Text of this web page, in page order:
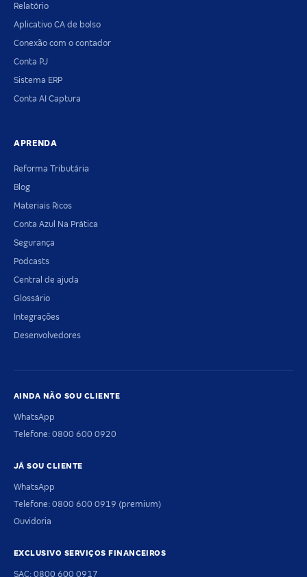
Relatório
Aplicativo CA de bolso
Conexão com o contador
Conta PJ
Sistema ERP
Conta AI Captura
APRENDA
Reforma Tributária
Blog
Materiais Ricos
Conta Azul Na Prática
Segurança
Podcasts
Central de ajuda
Glossário
Integrações
Desenvolvedores
AINDA NÃO SOU CLIENTE
WhatsApp
Telefone: 0800 600 0920
JÁ SOU CLIENTE
WhatsApp
Telefone: 0800 600 0919 (premium)
Ouvidoria
EXCLUSIVO SERVIÇOS FINANCEIROS
SAC: 0800 600 0917